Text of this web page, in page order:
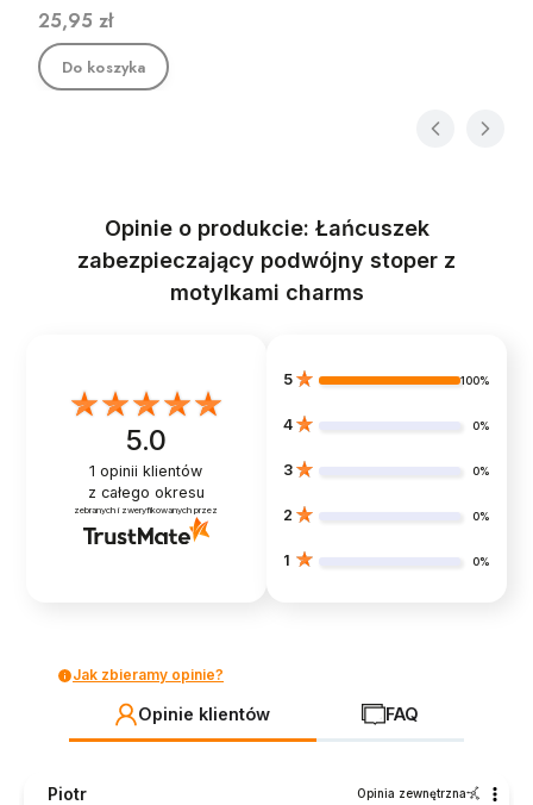
Cena
25,95 zł
Do koszyka
Opinie o produkcie: Łańcuszek
zabezpieczający podwójny stoper z
motylkami charms
5.0
1 opinii klientów
z całego okresu
zebranych i zweryfikowanych przez
5 100%
4 0%
3 0%
2 0%
1 0%
Jak zbieramy opinie?
Opinie klientów FAQ
Piotr Opinia zewnętrzna